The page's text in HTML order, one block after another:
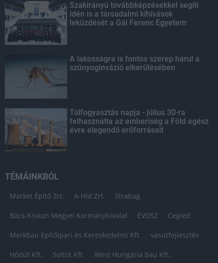
Szakirányú továbbképzésekkel segíti
idén is a társadalmi kihívások
leküzdését a Gál Ferenc Egyetem
A lakosságra is fontos szerep hárul a
szúnyoginvázió elkerülésében
Túlfogyasztás napja - július 30-ra
felhasználta az emberiség a Föld egész
évre elegendő erőforrásait
TÉMÁINKBÓL
Market Építő Zrt. A-Híd Zrt. Strabag
Bács-Kiskun Megyei Kormányhivatal ÉVOSZ Cegléd
Merkbau Építőipari és Kereskedelmi Kft. vasútfejlesztés
Hódút Kft. Soltút Kft. West Hungária Bau Kft.